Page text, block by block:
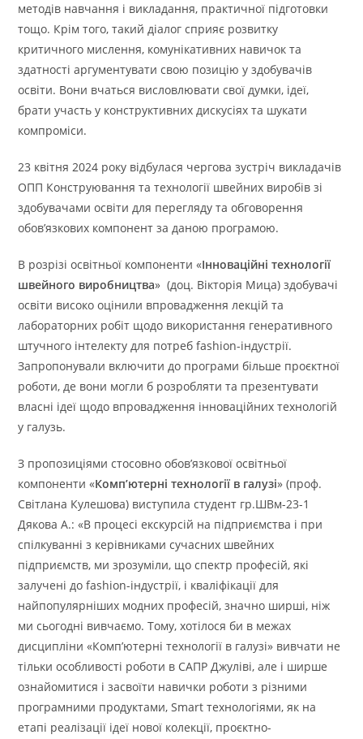
методів навчання і викладання, практичної підготовки
тощо. Крім того, такий діалог сприяє розвитку
критичного мислення, комунікативних навичок та
здатності аргументувати свою позицію у здобувачів
освіти. Вони вчаться висловлювати свої думки, ідеї,
брати участь у конструктивних дискусіях та шукати
компроміси.
23 квітня 2024 року відбулася чергова зустріч викладачів
ОПП Конструювання та технології швейних виробів зі
здобувачами освіти для перегляду та обговорення
обов’язкових компонент за даною програмою.
В розрізі освітньої компоненти «Інноваційні технології
швейного виробництва» (доц. Вікторія Мица) здобувачі
освіти високо оцінили впровадження лекцій та
лабораторних робіт щодо використання генеративного
штучного інтелекту для потреб fashion-індустрії.
Запропонували включити до програми більше проєктної
роботи, де вони могли б розробляти та презентувати
власні ідеї щодо впровадження інноваційних технологій
у галузь.
З пропозиціями стосовно обов’язкової освітньої
компоненти «Комп’ютерні технології в галузі» (проф.
Світлана Кулешова) виступила студент гр.ШВм-23-1
Дякова А.: «В процесі екскурсій на підприємства і при
спілкуванні з керівниками сучасних швейних
підприємств, ми зрозуміли, що спектр професій, які
залучені до fashion-індустрії, і кваліфікації для
найпопулярніших модних професій, значно ширші, ніж
ми сьогодні вивчаємо. Тому, хотілося би в межах
дисципліни «Комп’ютерні технології в галузі» вивчати не
тільки особливості роботи в САПР Джуліві, але і ширше
ознайомитися і засвоїти навички роботи з різними
програмними продуктами, Smart технологіями, як на
етапі реалізації ідеї нової колекції, проєктно-